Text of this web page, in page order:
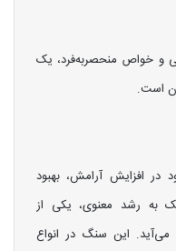
و خواص منحصربه‌فرد، یک
است.
افزایش آرامش، بهبود
به رشد معنوی، یکی از
این سنگ در انواع